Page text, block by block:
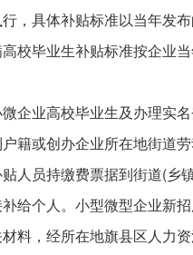
，具体补贴标准以当年发
校毕业生补贴标准按企业
企业高校毕业生及办理实
籍或创办企业所在地街道
人员持缴费票据到街道(
给个人。小型微型企业新
料，经所在地旗县区人力